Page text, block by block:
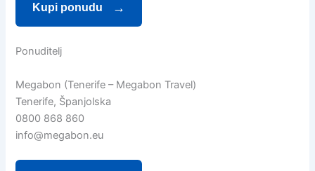
Kupi ponudu
Ponuditelj
Megabon (Tenerife – Megabon Travel)
Tenerife, Španjolska
0800 868 860
info@megabon.eu